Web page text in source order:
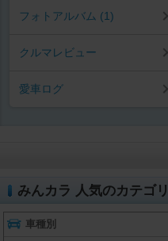
フォトアルバム (1)
クルマレビュー
愛車ログ
みんカラ 人気のカテゴリ
車種別